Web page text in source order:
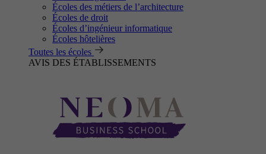
Écoles des métiers de l’architecture
Écoles de droit
Écoles d’ingénieur informatique
Écoles hôtelières
Toutes les écoles
AVIS DES ÉTABLISSEMENTS